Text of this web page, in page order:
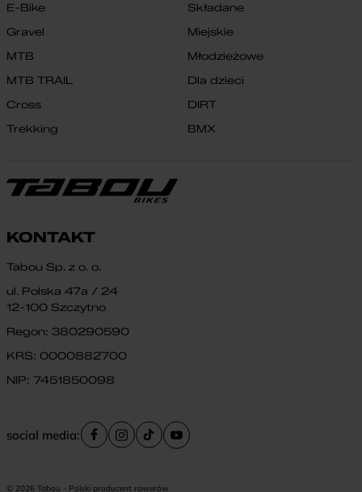
E-Bike
Gravel
MTB
MTB TRAIL
Cross
Trekking
Składane
Miejskie
Młodzieżowe
Dla dzieci
DIRT
BMX
KONTAKT
Tabou Sp. z o. o.
ul. Polska 47a / 24
12-100 Szczytno
Regon: 380290590
KRS: 0000882700
NIP: 7451850098
social media:
© 2026 Tabou - Polski producent rowerów